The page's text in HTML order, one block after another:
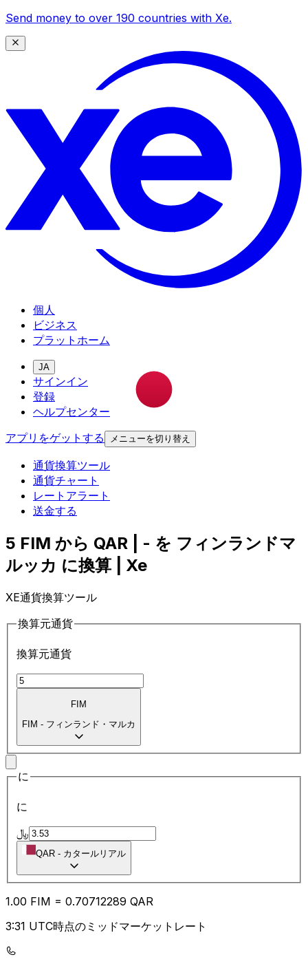
Send money to over 190 countries with Xe.
個人
ビジネス
プラットホーム
JA
サインイン
登録
ヘルプセンター
アプリをゲットする
メニューを切り替え
通貨換算ツール
通貨チャート
レートアラート
送金する
5 FIM から QAR | - を フィンランドマ
ルッカ に換算 | Xe
XE通貨換算ツール
換算元通貨
換算元通貨
FIM
FIM - フィンランド・マルカ
に
に
﷼
QAR - カタールリアル
1.00 FIM = 0.70712289 QAR
3:31 UTC時点のミッドマーケットレート